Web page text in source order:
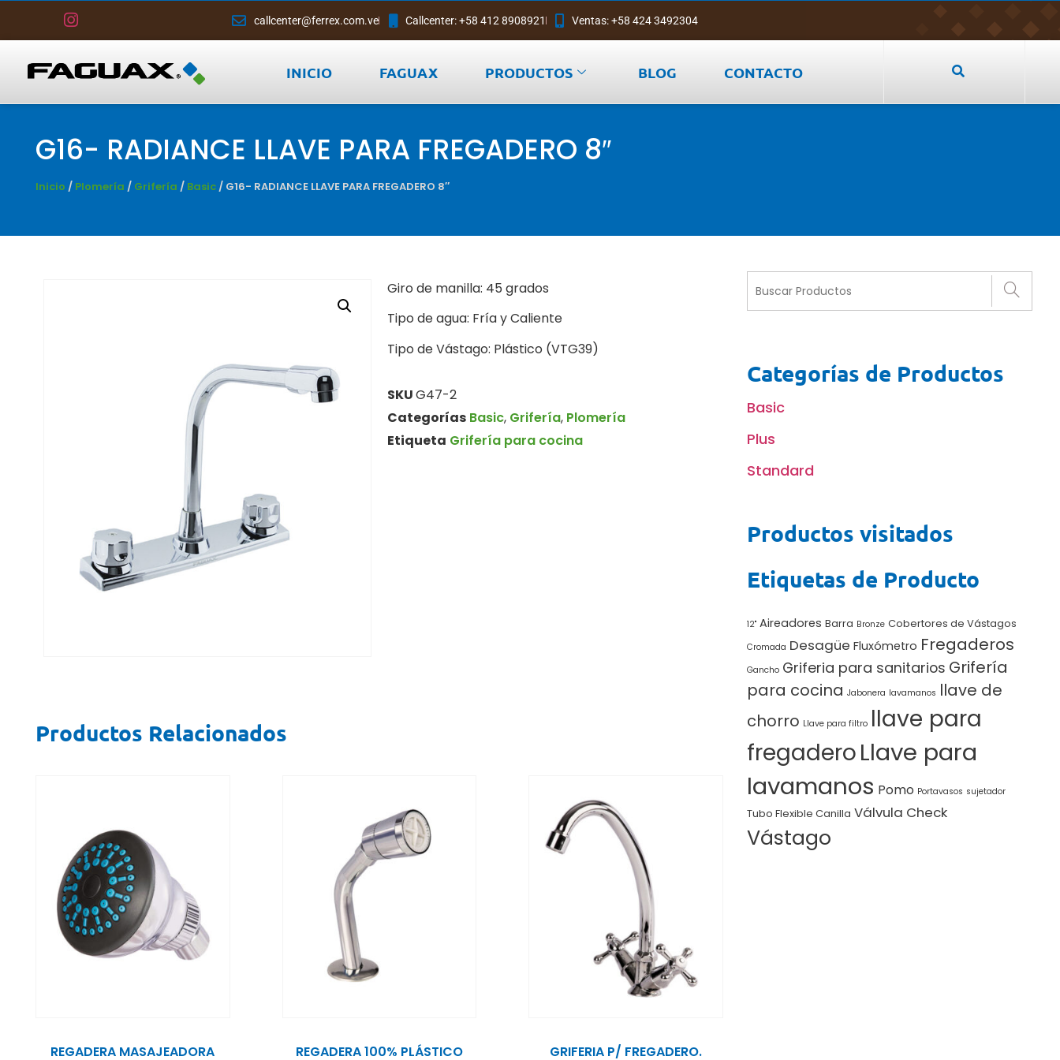
callcenter@ferrex.com.ve Callcenter: +58 412 8908921 Ventas: +58 424 3492304
INICIO FAGUAX PRODUCTOS BLOG CONTACTO
G16- RADIANCE LLAVE PARA FREGADERO 8″
Inicio / Plomería / Grifería / Basic/ G16- RADIANCE LLAVE PARA FREGADERO 8″
Giro de manilla: 45 grados
Tipo de agua: Fría y Caliente
Tipo de Vástago: Plástico (VTG39)
SKUG47-2
Categorías Basic, Grifería, Plomería
Etiqueta Grifería para cocina
Productos Relacionados
REGADERA MASAJEADORA
REGADERA 100% PLÁSTICO
GRIFERIA P/ FREGADERO.
Categorías de Productos
Basic
Plus
Standard
Productos visitados
Etiquetas de Producto
12" Aireadores Barra Bronze Cobertores de Vástagos
Cromada Desagüe Fluxómetro Fregaderos
Gancho Griferia para sanitarios Grifería
para cocina Jabonera lavamanos llave de
chorro Llave para filtro llave para
fregaderoLlave para
lavamanos Pomo Portavasos sujetador
Tubo Flexible Canilla Válvula Check
Vástago